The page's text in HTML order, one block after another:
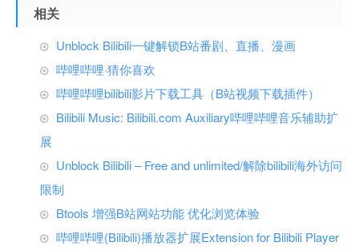
相关
Unblock Bilibili一键解锁B站番剧、直播、漫画
哔哩哔哩·猜你喜欢
哔哩哔哩bilibili影片下载工具（B站视频下载插件）
Bilibili Music: Bilibili.com Auxiliary哔哩哔哩音乐辅助扩
展
Unblock Bilibili – Free and unlimited/解除bilibili海外访问
限制
Btools 增强B站网站功能 优化浏览体验
哔哩哔哩(Bilibili)播放器扩展Extension for Bilibili Player